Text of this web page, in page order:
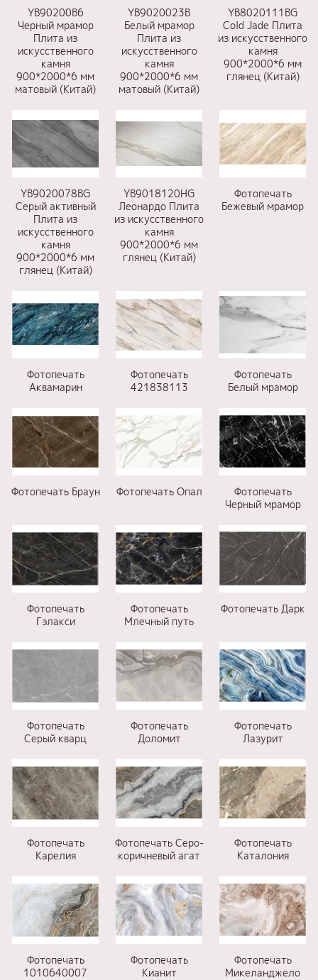
YB90200B6
Черный мрамор
Плита из
искусственного
камня
900*2000*6 мм
матовый (Китай)
YB9020023B
Белый мрамор
Плита из
искусственного
камня
900*2000*6 мм
матовый (Китай)
YB8020111BG
Сold Jade Плита
из искусственного
камня
900*2000*6 мм
глянец (Китай)
YB9020078BG
Серый активный
Плита из
искусственного
камня
900*2000*6 мм
глянец (Китай)
YB9018120HG
Леонардо Плита
из искусственного
камня
900*2000*6 мм
глянец (Китай)
Фотопечать
Бежевый мрамор
Фотопечать
Аквамарин
Фотопечать
421838113
Фотопечать
Белый мрамор
Фотопечать Браун Фотопечать Опал
Фотопечать
Черный мрамор
Фотопечать
Гэлакси
Фотопечать
Млечный путь
Фотопечать Дарк
Фотопечать
Серый кварц
Фотопечать
Доломит
Фотопечать
Лазурит
Фотопечать
Карелия
Фотопечать Cеро-
коричневый агат
Фотопечать
Каталония
Фотопечать
1010640007
Фотопечать
Кианит
Фотопечать
Микеланджело